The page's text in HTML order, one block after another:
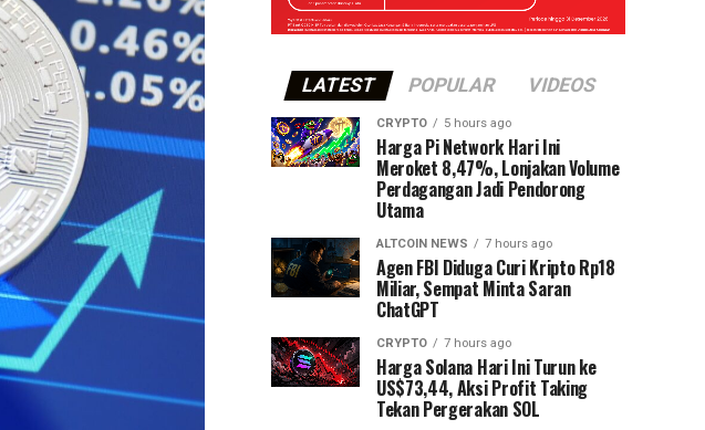
LATEST POPULAR VIDEOS
CRYPTO 5 hours ago
Harga Pi Network Hari Ini
Meroket 8,47%, Lonjakan Volume
Perdagangan Jadi Pendorong
Utama
ALTCOIN NEWS 7 hours ago
Agen FBI Diduga Curi Kripto Rp18
Miliar, Sempat Minta Saran
ChatGPT
CRYPTO 7 hours ago
Harga Solana Hari Ini Turun ke
US$73,44, Aksi Profit Taking
Tekan Pergerakan SOL